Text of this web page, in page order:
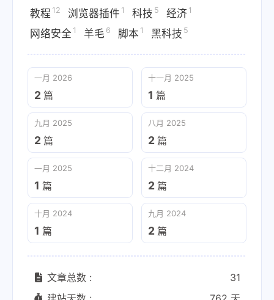
教程 12 浏览器插件 1 科技 5 经济 1
网络安全 1 羊毛 6 脚本 1 黑科技 5
一月 2026
2 篇
十一月 2025
1 篇
九月 2025
2 篇
八月 2025
2 篇
一月 2025
1 篇
十二月 2024
2 篇
十月 2024
1 篇
九月 2024
2 篇
文章总数 :
31